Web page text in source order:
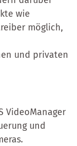
wie
möglich,
und privaten
VideoManager
und